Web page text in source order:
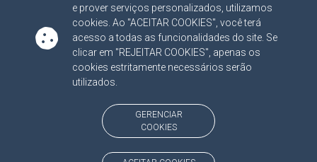
e prover serviços personalizados, utilizamos
cookies. Ao "ACEITAR COOKIES", você terá
acesso a todas as funcionalidades do site. Se
clicar em "REJEITAR COOKIES", apenas os
cookies estritamente necessários serão
utilizados.
GERENCIAR
COOKIES
CEP: 79031-310
SIGA NOSSAS REDES SOCIAIS
Linked InYoutube
Facebook
X
BAIXE NOSSO APLICATIVO